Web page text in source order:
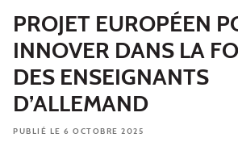
PROJET EUROPÉEN
INNOVER DANS LA
DES ENSEIGNANTS
D’ALLEMAND
PUBLIÉ LE 6 OCTOBRE 2025